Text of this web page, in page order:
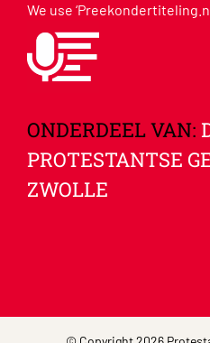
We use
ONDERDEEL VAN:
PROTESTANTSE
ZWOLLE